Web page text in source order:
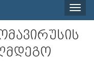
Toggle